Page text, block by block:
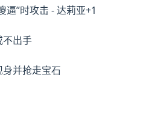
逼”时攻击 - 达莉亚+1
不出手
并抢走宝石